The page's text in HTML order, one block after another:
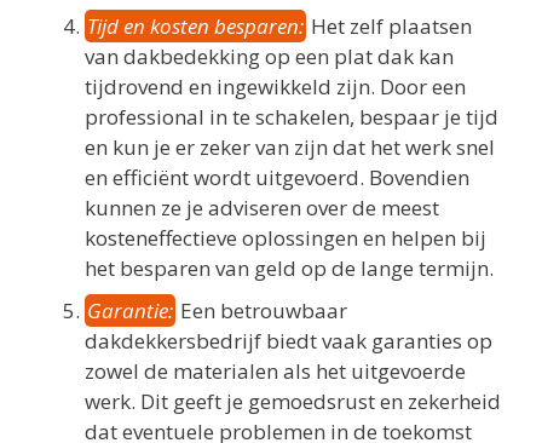
Tijd en kosten besparen: Het zelf plaatsen
van dakbedekking op een plat dak kan
tijdrovend en ingewikkeld zijn. Door een
professional in te schakelen, bespaar je tijd
en kun je er zeker van zijn dat het werk snel
en efficiënt wordt uitgevoerd. Bovendien
kunnen ze je adviseren over de meest
kosteneffectieve oplossingen en helpen bij
het besparen van geld op de lange termijn.
Garantie: Een betrouwbaar
dakdekkersbedrijf biedt vaak garanties op
zowel de materialen als het uitgevoerde
werk. Dit geeft je gemoedsrust en zekerheid
dat eventuele problemen in de toekomst